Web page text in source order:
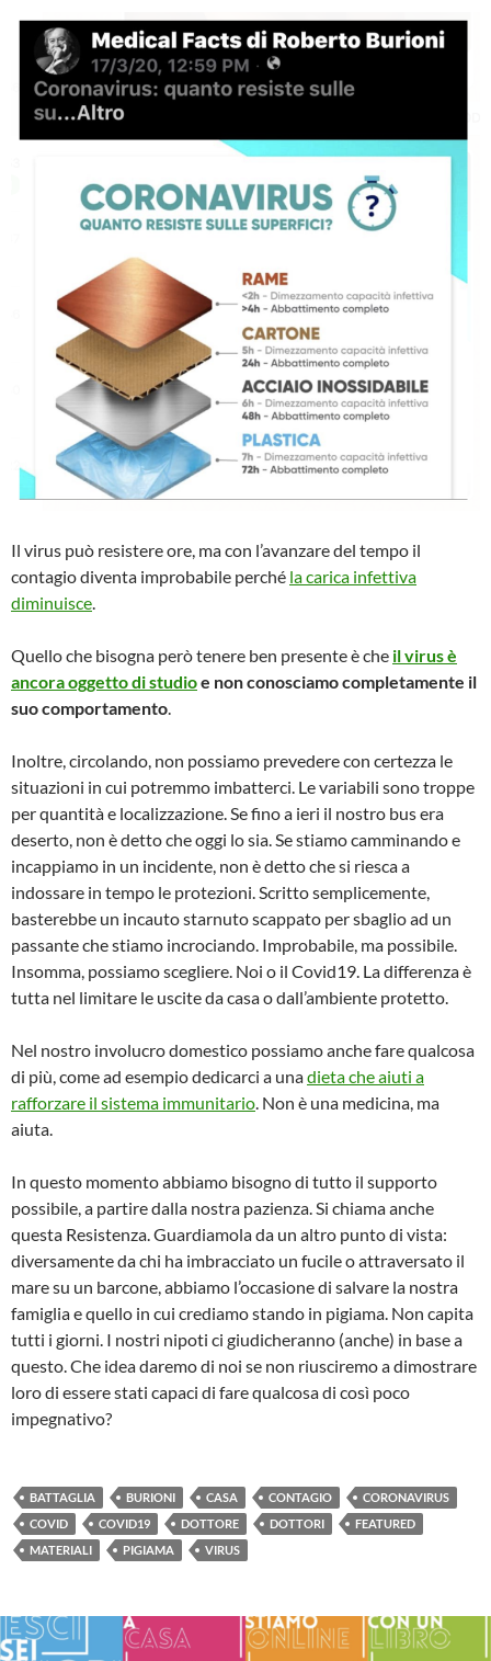
Il virus può resistere ore, ma con l’avanzare del tempo il
contagio diventa improbabile perché la carica infettiva
diminuisce
Quello che bisogna però tenere ben presente è che il virus è
ancora oggetto di studioe non conosciamo completamente il
suo comportamento
Inoltre, circolando, non possiamo prevedere con certezza le
situazioni in cui potremmo imbatterci. Le variabili sono troppe
per quantità e localizzazione. Se fino a ieri il nostro bus era
deserto, non è detto che oggi lo sia. Se stiamo camminando e
incappiamo in un incidente, non è detto che si riesca a
indossare in tempo le protezioni. Scritto semplicemente,
basterebbe un incauto starnuto scappato per sbaglio ad un
passante che stiamo incrociando. Improbabile, ma possibile.
Insomma, possiamo scegliere. Noi o il Covid19. La differenza è
tutta nel limitare le uscite da casa o dall’ambiente protetto.
Nel nostro involucro domestico possiamo anche fare qualcosa
di più, come ad esempio dedicarci a unadieta che aiuti a
rafforzare il sistema immunitario . Non è una medicina, ma
aiuta.
In questo momento abbiamo bisogno di tutto il supporto
possibile, a partire dalla nostra pazienza. Si chiama anche
questa Resistenza. Guardiamola da un altro punto di vista:
diversamente da chi ha imbracciato un fucile o attraversato il
mare su un barcone, abbiamo l’occasione di salvare la nostra
famiglia e quello in cui crediamo stando in pigiama. Non capita
tutti i giorni. I nostri nipoti ci giudicheranno (anche) in base a
questo. Che idea daremo di noi se non riusciremo a dimostrare
loro di essere stati capaci di fare qualcosa di così poco
impegnativo?
BATTAGLIA BURIONI CASA CONTAGIO
CORONAVIRUS
COVID
COVID19 DOTTORE DOTTORI
FEATURED
MATERIALI
PIGIAMA VIRUS